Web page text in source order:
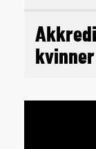
kvinner